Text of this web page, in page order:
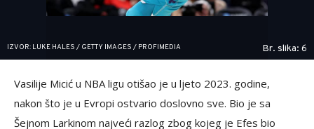
IZVOR: LUKE HALES / GETTY IMAGES / PROFIMEDIA Br. slika: 6
Vasilije Micić u NBA ligu otišao je u ljeto 2023. godine,
nakon što je u Evropi ostvario doslovno sve. Bio je sa
Šejnom Larkinom najveći razlog zbog kojeg je Efes bio